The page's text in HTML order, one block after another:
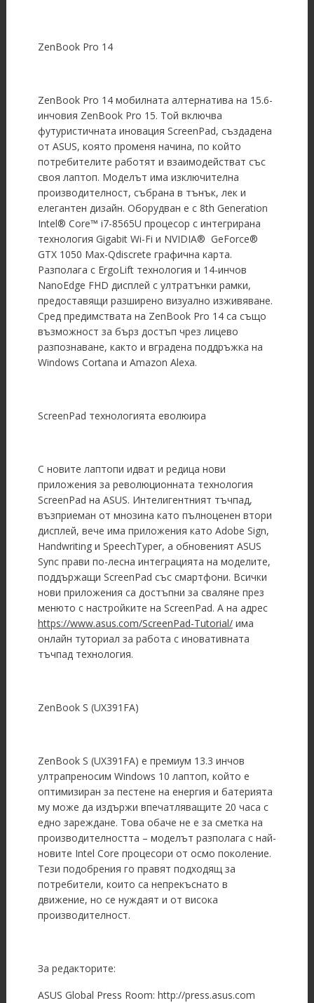
ZenBook Pro 14
ZenBook Pro 14 мобилната алтернатива на 15.6-
инчовия ZenBook Pro 15. Той включва
футуристичната иновация ScreenPad, създадена
от ASUS, която променя начина, по който
потребителите работят и взаимодействат със
своя лаптоп. Моделът има изключителна
производителност, събрана в тънък, лек и
елегантен дизайн. Оборудван е с 8th Generation
Intel® Core™ i7-8565U процесор с интегрирана
технология Gigabit Wi-Fi и NVIDIA® GeForce®
GTX 1050 Max-Qdiscrete графична карта.
Разполага с ErgoLift технология и 14-инчов
NanoEdge FHD дисплей с ултратънки рамки,
предоставящи разширено визуално изживяване.
Сред предимствата на ZenBook Pro 14 са също
възможност за бърз достъп чрез лицево
разпознаване, както и вградена поддръжка на
Windows Cortana и Amazon Alexa.
ScreenPad технологията еволюира
С новите лаптопи идват и редица нови
приложения за революционната технология
ScreenPad на ASUS. Интелигентният тъчпад,
възприеман от мнозина като пълноценен втори
дисплей, вече има приложения като Adobe Sign,
Handwriting и SpeechTyper, а обновеният ASUS
Sync прави по-лесна интеграцията на моделите,
поддържащи ScreenPad със смартфони. Всички
нови приложения са достъпни за сваляне през
менюто с настройките на ScreenPad. А на адрес
https://www.asus.com/ScreenPad-Tutorial/има
онлайн туториал за работа с иновативната
тъчпад технология.
ZenBook S (UX391FA)
ZenBook S (UX391FA) е премиум 13.3 инчов
ултрапреносим Windows 10 лаптоп, който е
оптимизиран за пестене на енергия и батерията
му може да издържи впечатляващите 20 часа с
едно зареждане. Това обаче не е за сметка на
производителността – моделът разполага с най-
новите Intel Core процесори от осмо поколение.
Тези подобрения го правят подходящ за
потребители, които са непрекъснато в
движение, но се нуждаят и от висока
производителност.
За редакторите:
ASUS Global Press Room: http://press.asus.com